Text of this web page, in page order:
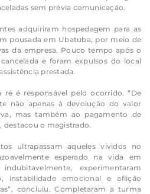
sem prévia comunicação.
adquiriram hospedagem para as
pousada em Ubatuba, por meio de
da empresa. Pouco tempo após o
e foram expulsos do local
prestada.
é responsável pelo ocorrido. “De
não apenas à devolução do valor
mas também ao pagamento de
destacou o magistrado.
ultrapassam aqueles vividos no
esperado na vida em
experimentaram
instabilidade emocional e aflição
concluiu. Completaram a turma